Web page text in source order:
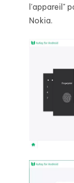
l'appareil"
Nokia.